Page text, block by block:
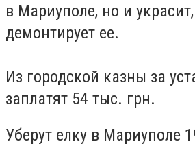
в Мариуполе, но и
демонтирует ее.
Из городской казны за
заплатят 54 тыс. грн.
Уберут елку в Мариуполе